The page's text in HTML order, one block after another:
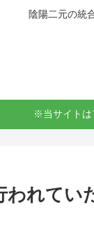
陰陽二元の統
※当サイトは
れてい